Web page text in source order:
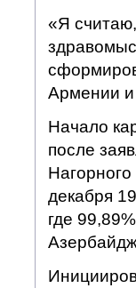
«Я
Армении и
Начало
после
декабря
где